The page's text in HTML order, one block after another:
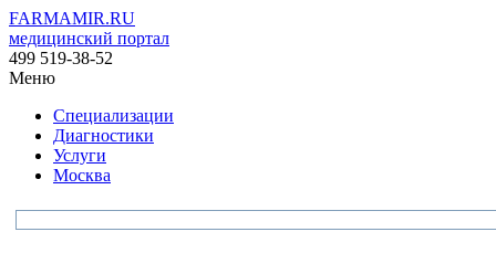
FARMAMIR.RU
медицинский портал
499 519-38-52
Меню
Специализации
Диагностики
Услуги
Москва